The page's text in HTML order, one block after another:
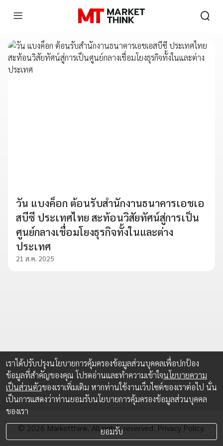
วัน แบงค็อก ต้อนรับสำนักงานธนาคารเอชเอ
สบีซี ประเทศไทย สะท้อนวิสัยทัศน์สู่การเป็น
ศูนย์กลางเชื่อมโยงธุรกิจทั้งในและต่าง
ประเทศ
21 ส.ค. 2025
© 2026 Marketthink. All rights reserved. Privacy Policy.
เราได้ปรับปรุงนโยบายการคุ้มครองข้อมูลส่วนบุคคลเพื่อปกป้อง
ข้อมูลที่สำคัญของคุณ โปรดอ่านและทำความเข้าใจนโยบายความ
เป็นส่วนตัวของเราเพิ่มเติม หากท่านใช้งานเว็บไซต์ของเราต่อไป นั่น
เป็นการแสดงว่าท่านยอมรับนโยบายการคุ้มครองข้อมูลส่วนบุคคล
ของเรา
ยอมรับ